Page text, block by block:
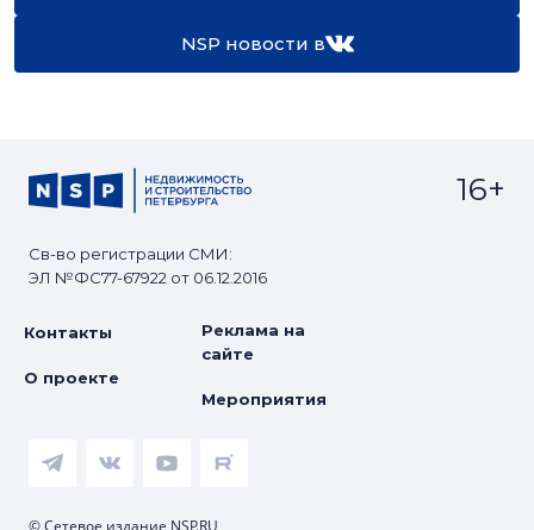
NSP новости в
Св-во регистрации СМИ:
ЭЛ №ФС77-67922 от 06.12.2016
16+
Контакты
О проекте
Реклама на
сайте
Мероприятия